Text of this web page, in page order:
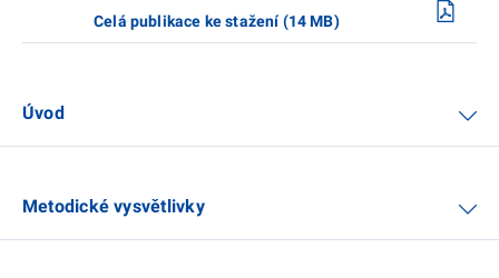
Celá publikace ke stažení (14 MB)
Úvod
Metodické vysvětlivky